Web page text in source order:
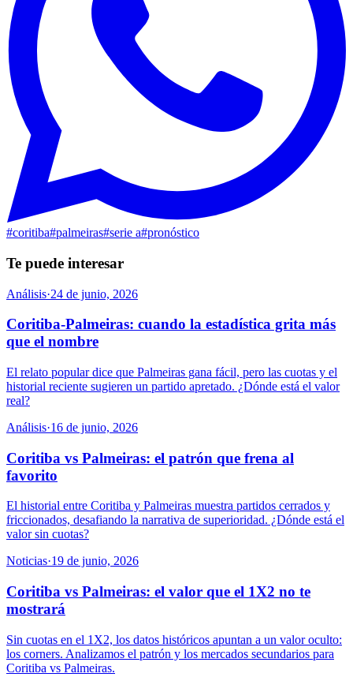
#coritiba#palmeiras#serie a#pronóstico
Te puede interesar
Análisis·24 de junio, 2026
Coritiba-Palmeiras: cuando la estadística grita más
que el nombre
El relato popular dice que Palmeiras gana fácil, pero las cuotas y el
historial reciente sugieren un partido apretado. ¿Dónde está el valor
real?
Análisis·16 de junio, 2026
Coritiba vs Palmeiras: el patrón que frena al
favorito
El historial entre Coritiba y Palmeiras muestra partidos cerrados y
friccionados, desafiando la narrativa de superioridad. ¿Dónde está el
valor sin cuotas?
Noticias·19 de junio, 2026
Coritiba vs Palmeiras: el valor que el 1X2 no te
mostrará
Sin cuotas en el 1X2, los datos históricos apuntan a un valor oculto:
los corners. Analizamos el patrón y los mercados secundarios para
Coritiba vs Palmeiras.